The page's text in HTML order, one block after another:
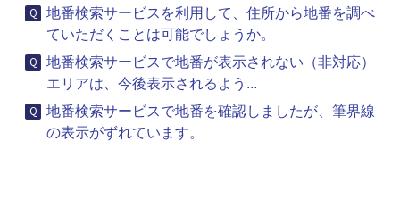
地番検索サービスを利用して、住所から地番を調べ
ていただくことは可能でしょうか。
地番検索サービスで地番が表示されない（非対応）
エリアは、今後表示されるよう...
地番検索サービスで地番を確認しましたが、筆界線
の表示がずれています。